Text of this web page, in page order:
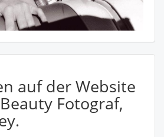
auf der Website
Fotograf,